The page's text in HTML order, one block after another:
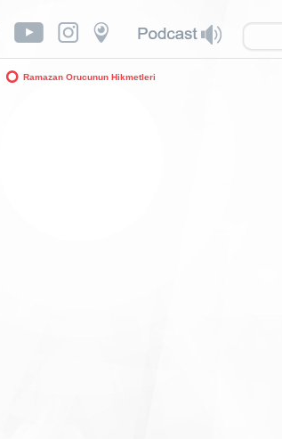
Ramazan Orucunun Hikmetleri